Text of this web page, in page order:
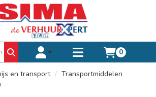
Toggle account dropdown
Toggle
menu
0
en transport
Transportmiddelen